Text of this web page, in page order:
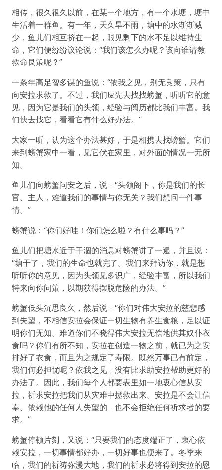
相传，很久很久以前，在某一个地方，有一个水塘，塘中
生活着一群鱼。有一年，天久旱不雨，塘中的水渐渐减
少，鱼儿们相互挤在一起，眼见剩下的水不足以维持生
命，它们便纷纷议论说：“我们该怎么办呢？该向谁请教
救命良策呢？”
一条年高足智多谋的鱼说：“依我之见，别无良策，只有
向安拉求救了。不过，我们应先去找找螃蟹，听听它的意
见，因为它是我们的头领，经验与阅历都比我们丰富。我
们快去找它，看看它有什么好办法。”
大家一听，认为这个办法甚好，于是相携去找螃蟹。它们
来到螃蟹家中一看，见它伏在家里，对外面的情况一无所
知。
鱼儿们向螃蟹问安之后，说：“头领阁下，你是我们的长
官、主人，难道我们的事情与你无关？我们想问一件事
情。”
螃蟹说：“你们好哇！你们怎么啦？有什么事吗？”
鱼儿们把塘水近于干涸的消息对螃蟹讲了一遍，并且说：
“塘干了，我们的生命也就完了。我们来拜访你，就是想
听听你的意见，因为头领见多识广，经验丰富，所以我们
特来向你问策，以期获得摆脱危险的办法。”
螃蟹低头沉思良久，然后说：“你们对伟大安拉的慈悲感
到失望，不相信安拉会保证一切生物有养生食粮，足以证
明你们无知。难道你们不晓得伟大安拉无偿地供其奴仆衣
食吗？你们有所不知，安拉在创造一物之前，就已为之安
排好了衣食，而且为之规定了寿限。既然万事已有前定，
我们何必担忧呢？依我之见，没有比求助安拉帮助更好的
办法了。因此，我们每个人都要表里如一地衷心信从安
拉，祈求安拉把我们从灾难中拯救出来。安拉是不会让信
奉、依赖他的任何人失望的，也不会拒绝任何祈求者的要
求。”
螃蟹停顿片刻，又说：“只要我们的态度端正了，衷心依
赖安拉，一切事情都好办，一切好事也便来了。冬季来
临，我们的祈祷弥漫大地，我们的祈求必将得到安拉的恩